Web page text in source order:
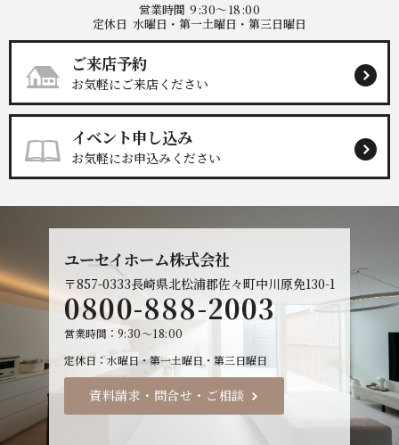
営業時間 9:30～18:00
定休日 水曜日・第一土曜日・第三日曜日
ご来店予約
お気軽にご来店ください
イベント申し込み
お気軽にお申込みください
ユーセイホーム株式会社
〒857-0333長崎県北松浦郡佐々町中川原免130-1
0800-888-2003
営業時間
9:30～18:00
定休日
水曜日・第一土曜日・第三日曜日
資料請求・問合せ・ご相談